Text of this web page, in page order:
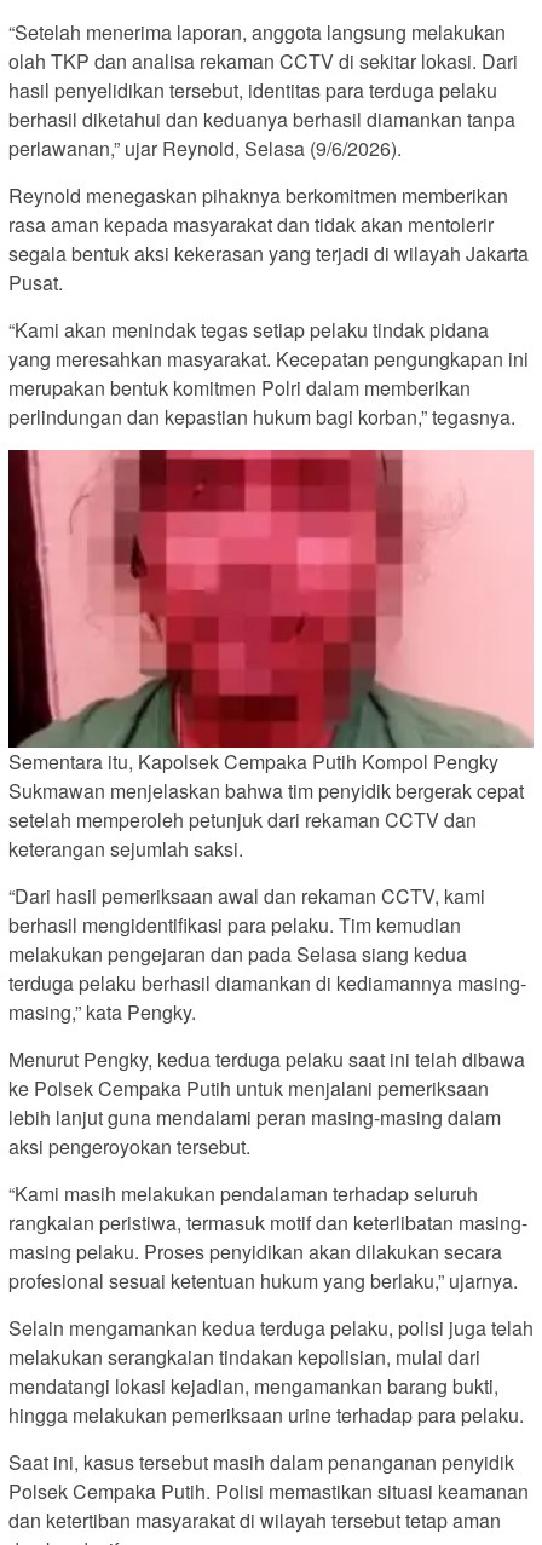
“Setelah menerima laporan, anggota langsung melakukan
olah TKP dan analisa rekaman CCTV di sekitar lokasi. Dari
hasil penyelidikan tersebut, identitas para terduga pelaku
berhasil diketahui dan keduanya berhasil diamankan tanpa
perlawanan,” ujar Reynold, Selasa (9/6/2026).
Reynold menegaskan pihaknya berkomitmen memberikan
rasa aman kepada masyarakat dan tidak akan mentolerir
segala bentuk aksi kekerasan yang terjadi di wilayah Jakarta
Pusat.
“Kami akan menindak tegas setiap pelaku tindak pidana
yang meresahkan masyarakat. Kecepatan pengungkapan ini
merupakan bentuk komitmen Polri dalam memberikan
perlindungan dan kepastian hukum bagi korban,” tegasnya.
Sementara itu, Kapolsek Cempaka Putih Kompol Pengky
Sukmawan menjelaskan bahwa tim penyidik bergerak cepat
setelah memperoleh petunjuk dari rekaman CCTV dan
keterangan sejumlah saksi.
“Dari hasil pemeriksaan awal dan rekaman CCTV, kami
berhasil mengidentifikasi para pelaku. Tim kemudian
melakukan pengejaran dan pada Selasa siang kedua
terduga pelaku berhasil diamankan di kediamannya masing-
masing,” kata Pengky.
Menurut Pengky, kedua terduga pelaku saat ini telah dibawa
ke Polsek Cempaka Putih untuk menjalani pemeriksaan
lebih lanjut guna mendalami peran masing-masing dalam
aksi pengeroyokan tersebut.
“Kami masih melakukan pendalaman terhadap seluruh
rangkaian peristiwa, termasuk motif dan keterlibatan masing-
masing pelaku. Proses penyidikan akan dilakukan secara
profesional sesuai ketentuan hukum yang berlaku,” ujarnya.
Selain mengamankan kedua terduga pelaku, polisi juga telah
melakukan serangkaian tindakan kepolisian, mulai dari
mendatangi lokasi kejadian, mengamankan barang bukti,
hingga melakukan pemeriksaan urine terhadap para pelaku.
Saat ini, kasus tersebut masih dalam penanganan penyidik
Polsek Cempaka Putih. Polisi memastikan situasi keamanan
dan ketertiban masyarakat di wilayah tersebut tetap aman